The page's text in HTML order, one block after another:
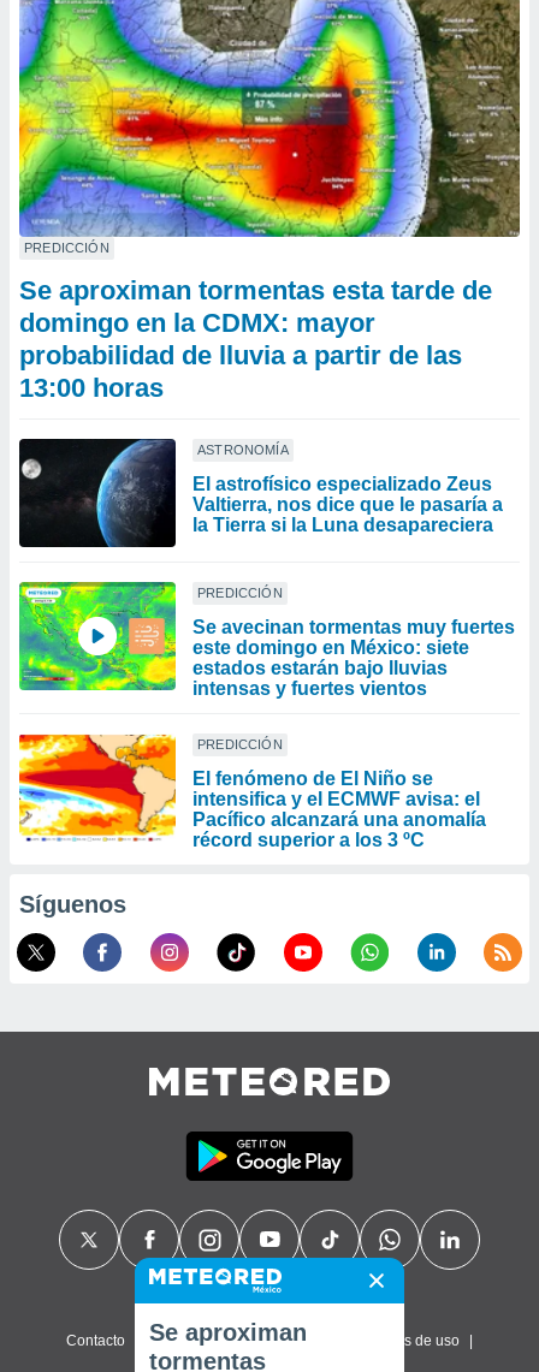
PREDICCIÓN
Se aproximan tormentas esta tarde de
domingo en la CDMX: mayor
probabilidad de lluvia a partir de las
13:00 horas
ASTRONOMÍA
El astrofísico especializado Zeus
Valtierra, nos dice que le pasaría a
la Tierra si la Luna desapareciera
PREDICCIÓN
Se avecinan tormentas muy fuertes
este domingo en México: siete
estados estarán bajo lluvias
intensas y fuertes vientos
PREDICCIÓN
El fenómeno de El Niño se
intensifica y el ECMWF avisa: el
Pacífico alcanzará una anomalía
récord superior a los 3 ºC
Síguenos
Contacto Sobre nosotros FAQ Términos de uso
Se aproximan
tormentas